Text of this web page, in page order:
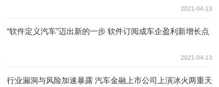
2021-04-13
“软件定义汽车”迈出新的一步 软件订阅成车企盈利新增长点
2021-04-13
行业漏洞与风险加速暴露 汽车金融上市公司上演冰火两重天